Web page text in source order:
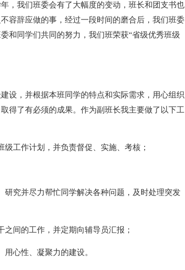
，我们班委会有了大幅度的变动，班长和团支书也
容辞应做的事，经过一段时间的磨合后，我们班委
和同学们共同的努力，我们班荣获“省级优秀班级
设，并根据本班同学的特点和实际需求，用心组织
得了有必须的成果。作为副班长我主要做了以下工
工作计划，并负责督促、实施、考核；
究并尽力帮忙同学解决各种问题，及时处理突发
间的工作，并定期向辅导员汇报；
心性、凝聚力的建设。